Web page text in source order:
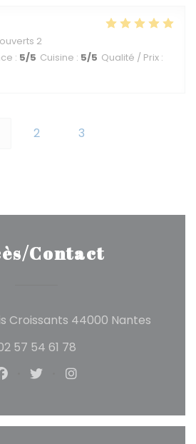
2
: 5/5 Cuisine : 5/5 Qualité / Prix :
2 3
Contact
Croissants 44000 Nantes((ouvre
57 54 61 78
Facebook ((ouvre une
Twitter ((ouvre une
Instagram ((ouvre